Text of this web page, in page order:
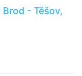
- Těšov,